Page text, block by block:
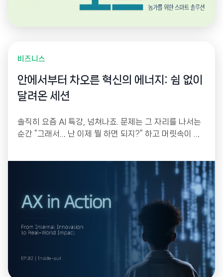
비즈니스
안에서부터 차오른 혁신의 에너지: 쉼 없이
달려온 세션
솔직히 요즘 AI 특강, 넘쳐나죠. 문제는 그 자리를 나서는
순간 “그래서… 난 이제 뭘 하면 되지?” 하고 머릿속이 하
는 자리가 아니라, 각자 자기 업무의 골칫거리를 하나씩
들고 와서 그 자리에서 직접 만들어 가는 워크샵으로 설계
했거든요.